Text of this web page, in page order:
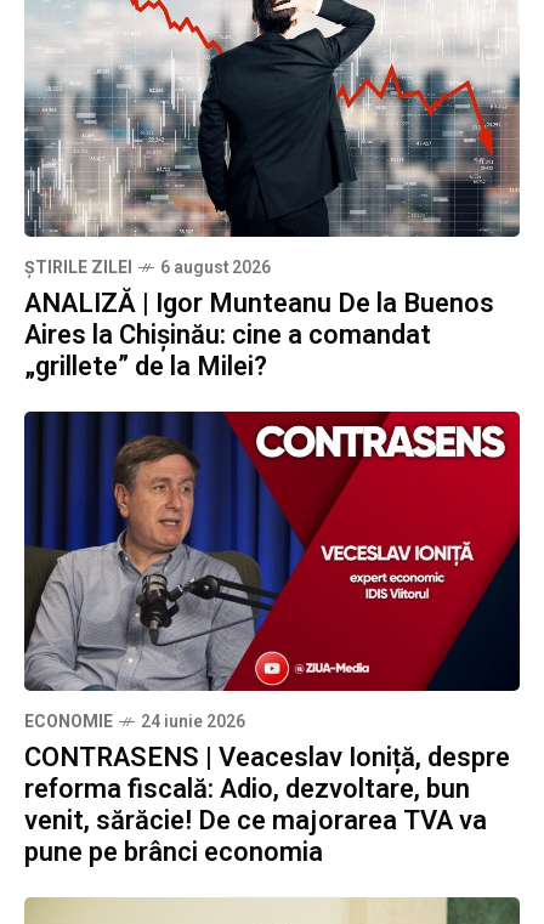
ȘTIRILE ZILEI 6 august 2026
ANALIZĂ | Igor Munteanu De la Buenos
Aires la Chișinău: cine a comandat
„grillete” de la Milei?
ECONOMIE 24 iunie 2026
CONTRASENS | Veaceslav Ioniță, despre
reforma fiscală: Adio, dezvoltare, bun
venit, sărăcie! De ce majorarea TVA va
pune pe brânci economia